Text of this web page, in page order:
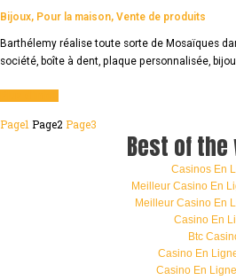
Bijoux, Pour la maison, Vente de produits
Barthélemy réalise toute sorte de Mosaïques
société, boîte à dent, plaque personnalisée,
Page1 Page2 Page3
Best of the
Casinos En
Meilleur Casino En
Meilleur Casino En
Casino En
Btc
Casino En
Casino En